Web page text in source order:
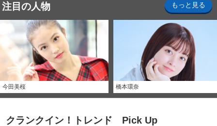
注目の人物 もっと見る
今田美桜 橋本環奈
クランクイン！トレンド Pick Up